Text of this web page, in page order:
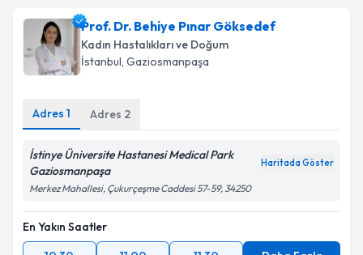
Prof. Dr. Behiye Pınar Göksedef
Kadın Hastalıkları ve Doğum
İstanbul, Gaziosmanpaşa
Adres 1 Adres 2
İstinye Üniversite Hastanesi Medical Park
Gaziosmanpaşa
Haritada Göster
Merkez Mahallesi, Çukurçeşme Caddesi 57-59, 34250
En Yakın Saatler